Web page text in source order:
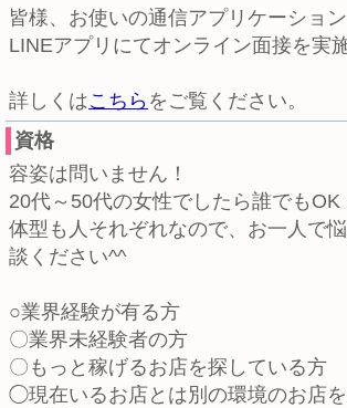
皆様、お使いの通信アプリケーション
LINEアプリにてオンライン面接を実
詳しくはこちら をご覧ください。
資格
容姿は問いません！
20代～50代の女性でしたら誰でもOK
体型も人それぞれなので、お一人で
談ください^^
○業界経験が有る方
〇業界未経験者の方
〇もっと稼げるお店を探している方
◯現在いるお店とは別の環境のお店